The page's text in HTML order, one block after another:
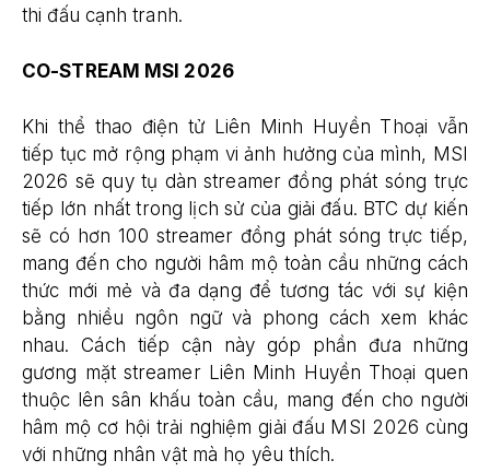
thi đấu cạnh tranh.
CO-STREAM MSI 2026
Khi thể thao điện tử Liên Minh Huyền Thoại vẫn
tiếp tục mở rộng phạm vi ảnh hưởng của mình, MSI
2026 sẽ quy tụ dàn streamer đồng phát sóng trực
tiếp lớn nhất trong lịch sử của giải đấu. BTC dự kiến
sẽ có hơn 100 streamer đồng phát sóng trực tiếp,
mang đến cho người hâm mộ toàn cầu những cách
thức mới mẻ và đa dạng để tương tác với sự kiện
bằng nhiều ngôn ngữ và phong cách xem khác
nhau. Cách tiếp cận này góp phần đưa những
gương mặt streamer Liên Minh Huyền Thoại quen
thuộc lên sân khấu toàn cầu, mang đến cho người
hâm mộ cơ hội trải nghiệm giải đấu MSI 2026 cùng
với những nhân vật mà họ yêu thích.